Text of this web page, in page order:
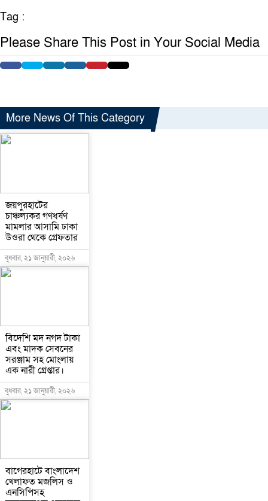
Tag :
Please Share This Post in Your Social Media
More News Of This Category
জয়পুরহাটের
চাঞ্চল্যকর গণধর্ষণ
মামলার আসামি ঢাকা
উওরা থেকে গ্রেফতার
বুধবার, ২১ জানুয়ারী, ২০২৬
বিদেশি মদ নগদ টাকা
এবং মাদক সেবনের
সরঞ্জাম সহ মোংলায়
এক নারী গ্রেপ্তার।
বুধবার, ২১ জানুয়ারী, ২০২৬
বাগেরহাটে বাংলাদেশ
খেলাফত মজলিস ও
এনসিপিসহ